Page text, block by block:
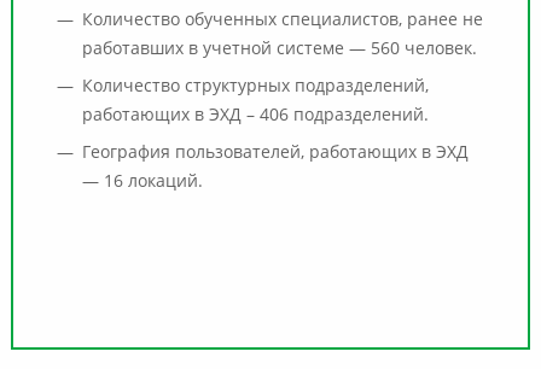
Количество обученных специалистов, ранее не
работавших в учетной системе — 560 человек.
Количество структурных подразделений,
работающих в ЭХД – 406 подразделений.
География пользователей, работающих в ЭХД
— 16 локаций.